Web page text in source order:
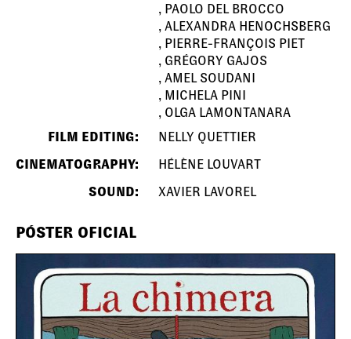
PAOLO DEL BROCCO
ALEXANDRA HENOCHSBERG
PIERRE-FRANÇOIS PIET
GRÉGORY GAJOS
AMEL SOUDANI
MICHELA PINI
OLGA LAMONTANARA
FILM EDITING:
NELLY QUETTIER
CINEMATOGRAPHY:
HÉLÈNE LOUVART
SOUND:
XAVIER LAVOREL
PÓSTER OFICIAL